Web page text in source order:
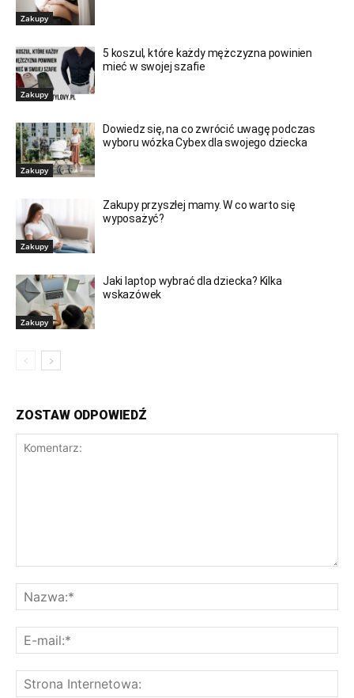
Zakupy
Zakupy
5 koszul, które każdy mężczyzna powinien
mieć w swojej szafie
Zakupy
Dowiedz się, na co zwrócić uwagę podczas
wyboru wózka Cybex dla swojego dziecka
Zakupy
Zakupy przyszłej mamy. W co warto się
wyposażyć?
Zakupy
Jaki laptop wybrać dla dziecka? Kilka
wskazówek
ZOSTAW ODPOWIEDŹ